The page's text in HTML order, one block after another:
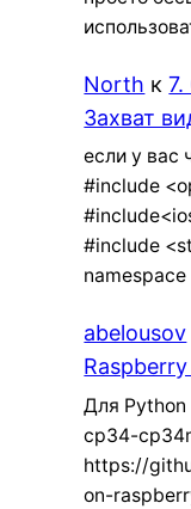
North к
Захват
если у вас
#include
#include
abelousov
Для Python
cp34-
https://
on-